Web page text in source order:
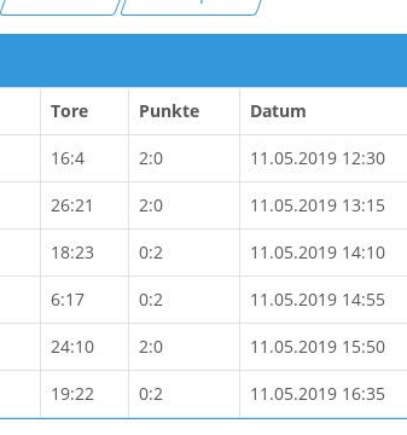
Tore Punkte Datum
16:4 2:0 11.05.2019 12:30
26:21 2:0 11.05.2019 13:15
18:23 0:2 11.05.2019 14:10
6:17 0:2 11.05.2019 14:55
24:10 2:0 11.05.2019 15:50
19:22 0:2 11.05.2019 16:35